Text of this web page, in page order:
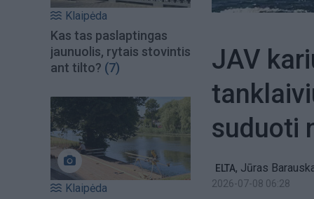
Klaipėda
Kas tas paslaptingas
jaunuolis, rytais stovintis
ant tilto? (7)
Klaipėda
JAV
suduoti
ELTA, Jūras
2026-07-08 06:28